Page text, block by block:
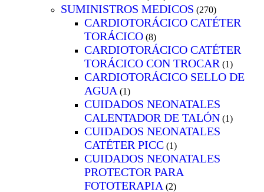
SUMINISTROS MEDICOS (270)
CARDIOTORÁCICO CATÉTER
TORÁCICO (8)
CARDIOTORÁCICO CATÉTER
TORÁCICO CON TROCAR (1)
CARDIOTORÁCICO SELLO DE
AGUA (1)
CUIDADOS NEONATALES
CALENTADOR DE TALÓN (1)
CUIDADOS NEONATALES
CATÉTER PICC (1)
CUIDADOS NEONATALES
PROTECTOR PARA
FOTOTERAPIA (2)